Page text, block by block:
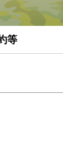
等